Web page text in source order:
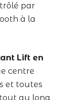
par
à la
Lift en
centre
et toutes
au long